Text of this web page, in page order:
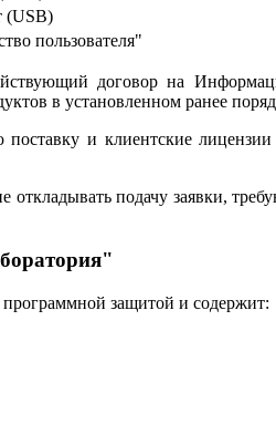
(USB)
пользователя"
договор на
в установленном ранее
и клиентские
подачу заявки,
защитой и содержит: